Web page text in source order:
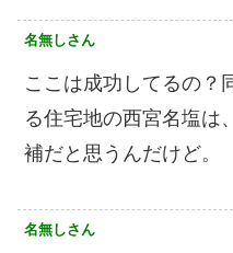
名無しさん
ここは成功してるの？
る住宅地の西宮名塩は
補だと思うんだけど。
名無しさん